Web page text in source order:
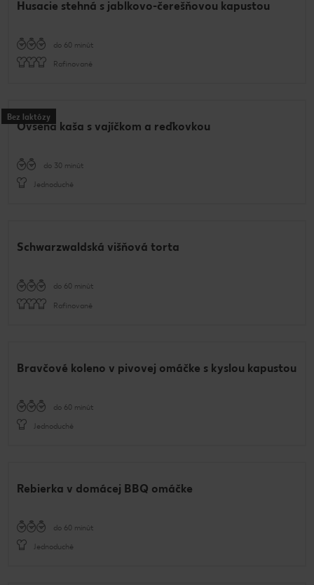
Husacie stehná s jablkovo-čerešňovou kapustou
do 60 minút
Rafinované
Bez laktózy
Ovsená kaša s vajíčkom a reďkovkou
do 30 minút
Jednoduché
Schwarzwaldská višňová torta
do 60 minút
Rafinované
Bravčové koleno v pivovej omáčke s kyslou kapustou
do 60 minút
Jednoduché
Rebierka v domácej BBQ omáčke
do 60 minút
Jednoduché